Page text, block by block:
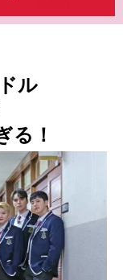
ル
る！